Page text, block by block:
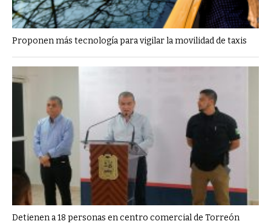
Proponen más tecnología para vigilar la movilidad de taxis
Detienen a 18 personas en centro comercial de Torreón